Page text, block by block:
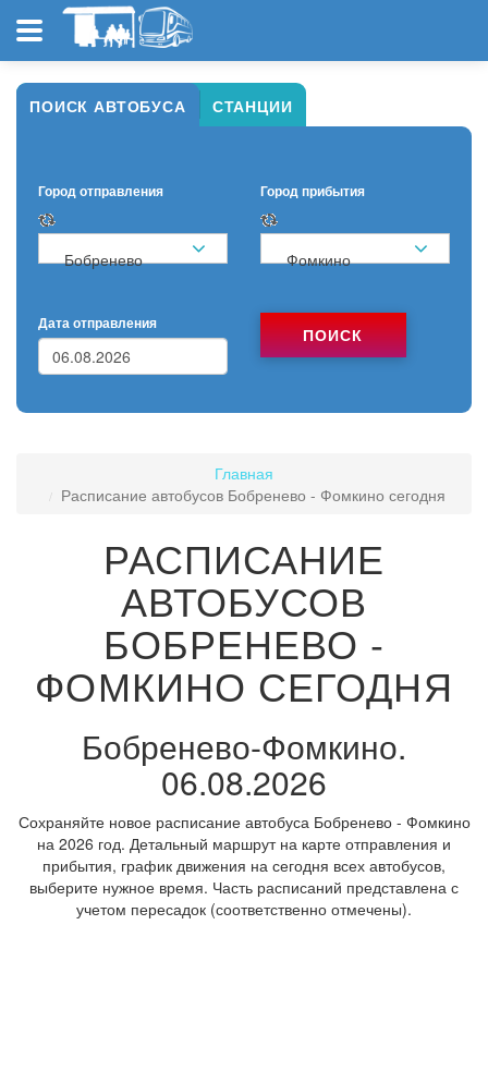
ПОИСК АВТОБУСА СТАНЦИИ
Город отправления
Бобренево
Город прибытия
Фомкино
Дата отправления
ПОИСК
Главная
Расписание автобусов Бобренево - Фомкино сегодня
РАСПИСАНИЕ
АВТОБУСОВ
БОБРЕНЕВО -
ФОМКИНО СЕГОДНЯ
Бобренево-Фомкино.
06.08.2026
Сохраняйте новое расписание автобуса Бобренево - Фомкино
на 2026 год. Детальный маршрут на карте отправления и
прибытия, график движения на сегодня всех автобусов,
выберите нужное время. Часть расписаний представлена с
учетом пересадок (соответственно отмечены).